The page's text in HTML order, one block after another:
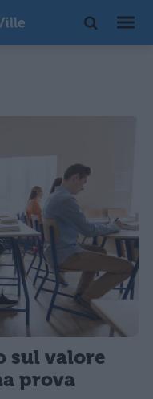
sul valore
prova